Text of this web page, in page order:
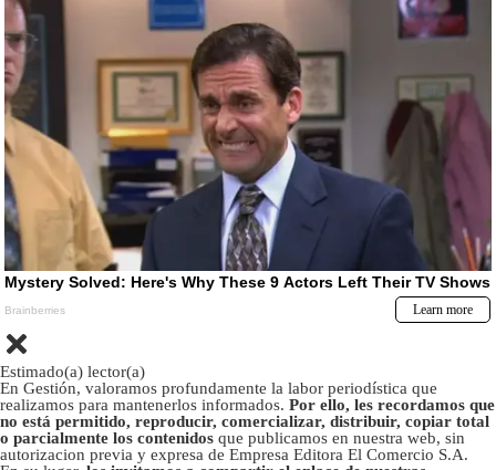
Estimado(a) lector(a)
En Gestión, valoramos profundamente la labor periodística que
realizamos para mantenerlos informados. Por ello, les recordamos que
no está permitido, reproducir, comercializar, distribuir, copiar total
o parcialmente los contenidos que publicamos en nuestra web, sin
autorizacion previa y expresa de Empresa Editora El Comercio S.A.